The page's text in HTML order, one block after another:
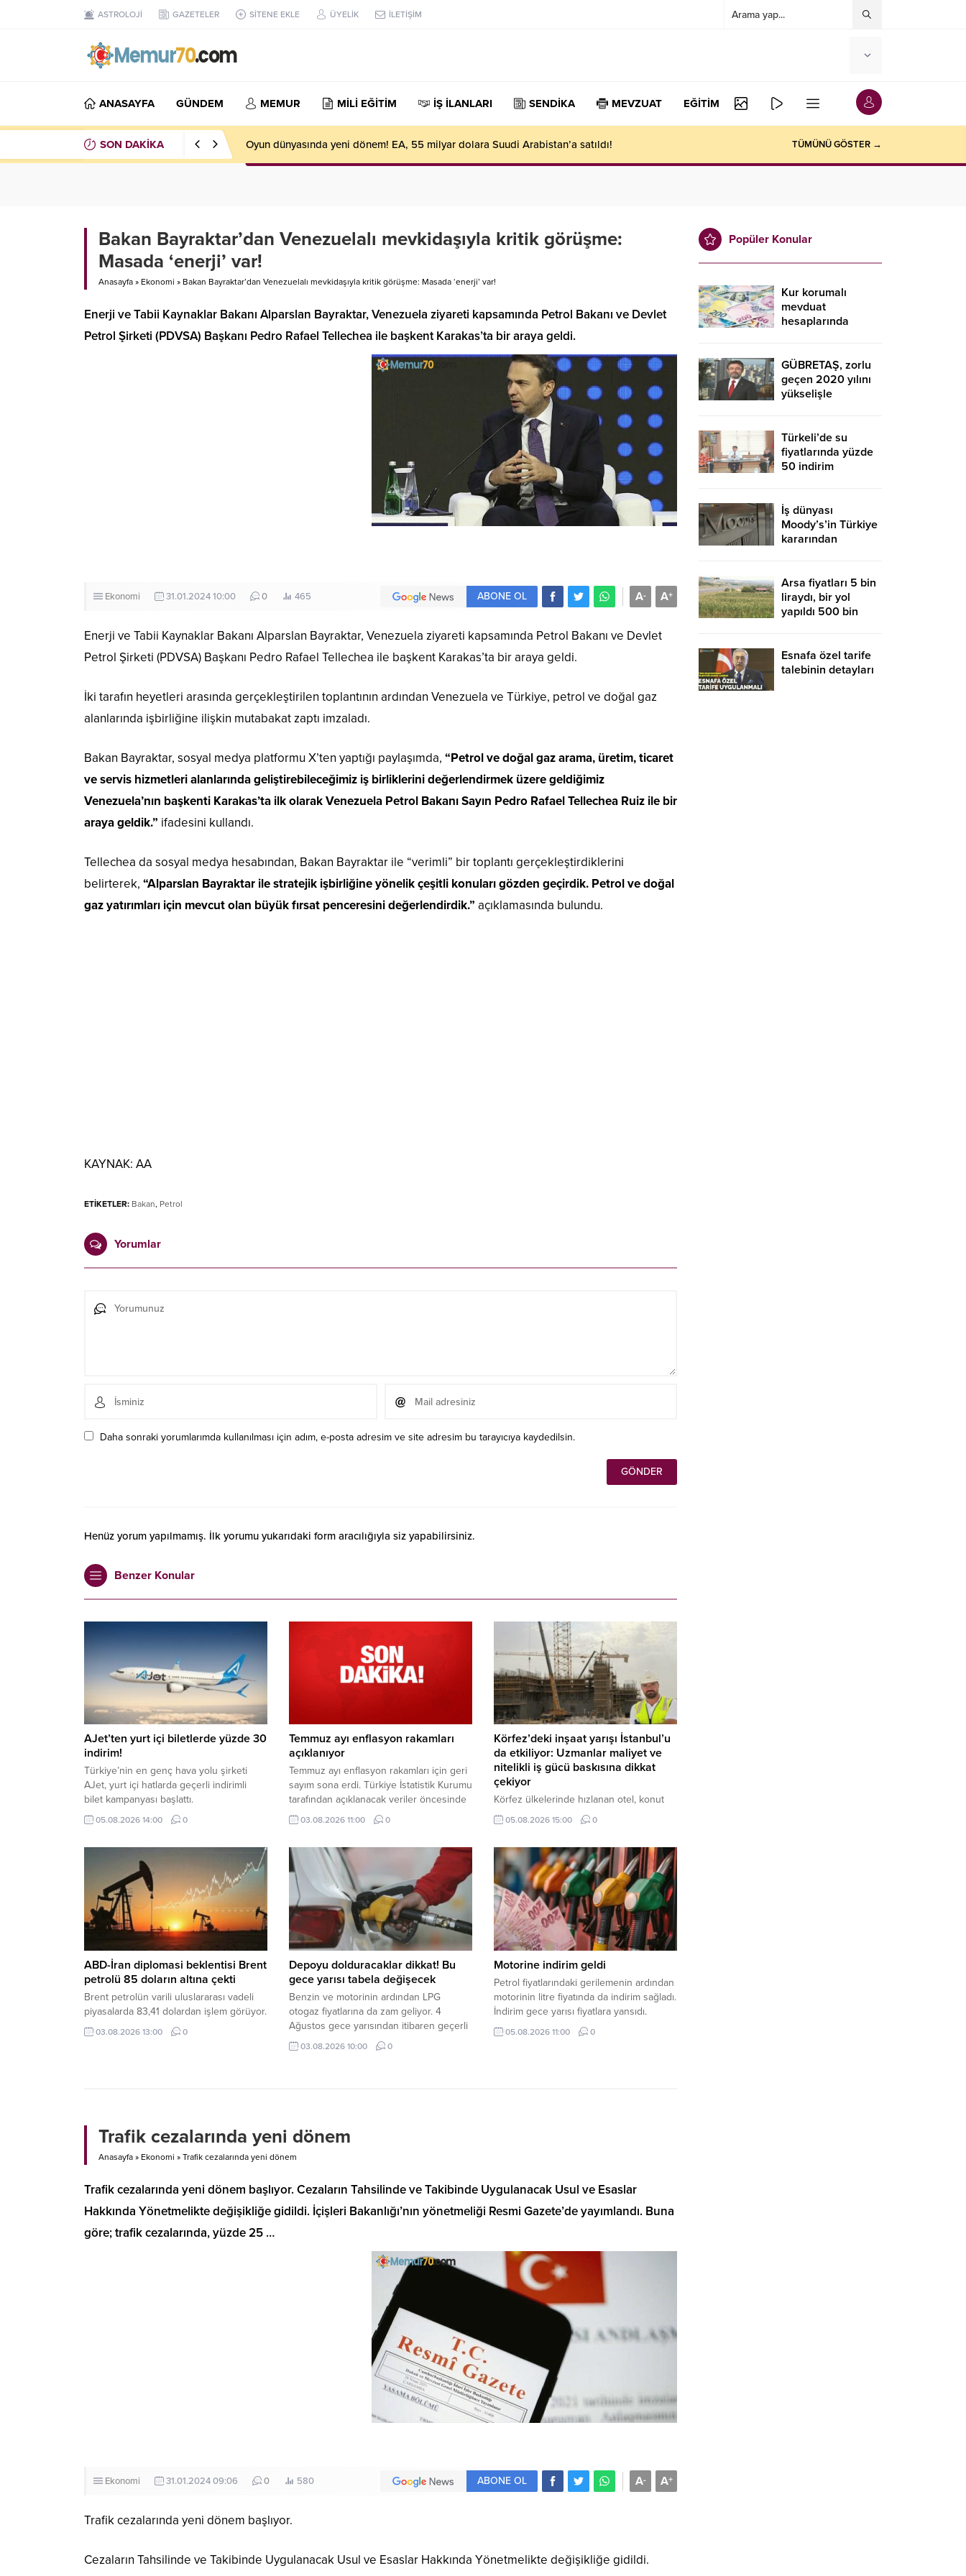
ASTROLOJİ GAZETELER SİTENE EKLE ÜYELİK İLETİŞİM
ANASAYFA GÜNDEM MEMUR MİLİ EĞİTİM İŞ İLANLARI SENDİKA MEVZUAT EĞİTİM
SON DAKİKA Trafik sigortasında yeni dönem! Ezber bozan değişiklikler yapıldı TÜMÜNÜ GÖSTER →
Bakan Bayraktar’dan Venezuelalı mevkidaşıyla kritik görüşme:
Masada ‘enerji’ var!
Anasayfa » Ekonomi » Bakan Bayraktar’dan Venezuelalı mevkidaşıyla kritik görüşme: Masada ‘enerji’ var!
Enerji ve Tabii Kaynaklar Bakanı Alparslan Bayraktar, Venezuela ziyareti kapsamında Petrol Bakanı ve Devlet
Petrol Şirketi (PDVSA) Başkanı Pedro Rafael Tellechea ile başkent Karakas’ta bir araya geldi.
Ekonomi 31.01.2024 10:00 0 465 A+
A-
ABONE OL
Enerji ve Tabii Kaynaklar Bakanı Alparslan Bayraktar, Venezuela ziyareti kapsamında Petrol Bakanı ve Devlet
Petrol Şirketi (PDVSA) Başkanı Pedro Rafael Tellechea ile başkent Karakas’ta bir araya geldi.
İki tarafın heyetleri arasında gerçekleştirilen toplantının ardından Venezuela ve Türkiye, petrol ve doğal gaz
alanlarında işbirliğine ilişkin mutabakat zaptı imzaladı.
Bakan Bayraktar, sosyal medya platformu X’ten yaptığı paylaşımda, “Petrol ve doğal gaz arama, üretim, ticaret
ve servis hizmetleri alanlarında geliştirebileceğimiz iş birliklerini değerlendirmek üzere geldiğimiz
Venezuela’nın başkenti Karakas’ta ilk olarak Venezuela Petrol Bakanı Sayın Pedro Rafael Tellechea Ruiz ile bir
araya geldik.” ifadesini kullandı.
Tellechea da sosyal medya hesabından, Bakan Bayraktar ile “verimli” bir toplantı gerçekleştirdiklerini
belirterek, “Alparslan Bayraktar ile stratejik işbirliğine yönelik çeşitli konuları gözden geçirdik. Petrol ve doğal
gaz yatırımları için mevcut olan büyük fırsat penceresini değerlendirdik.” açıklamasında bulundu.
KAYNAK: AA
ETİKETLER: Bakan, Petrol
Yorumlar
Daha sonraki yorumlarımda kullanılması için adım, e-posta adresim ve site adresim bu tarayıcıya kaydedilsin.
Henüz yorum yapılmamış. İlk yorumu yukarıdaki form aracılığıyla siz yapabilirsiniz.
Benzer Konular
AJet’ten yurt içi biletlerde yüzde 30
indirim!
Türkiye’nin en genç hava yolu şirketi
AJet, yurt içi hatlarda geçerli indirimli
bilet kampanyası başlattı.
05.08.2026 14:00 0
Temmuz ayı enflasyon rakamları
açıklanıyor
Temmuz ayı enflasyon rakamları için geri
sayım sona erdi. Türkiye İstatistik Kurumu
tarafından açıklanacak veriler öncesinde
gözler saat 10.00'a çevrildi.
03.08.2026 11:00 0
Körfez’deki inşaat yarışı İstanbul’u
da etkiliyor: Uzmanlar maliyet ve
nitelikli iş gücü baskısına dikkat
çekiyor
Körfez ülkelerinde hızlanan otel, konut
ve karma kullanım projeleri, yalnızca
bölgesel bir yatırım hareketi olarak değil,
etkileyen yeni bir dalga olarak
değerlendiriliyor.
05.08.2026 15:00 0
ABD-İran diplomasi beklentisi Brent
petrolü 85 doların altına çekti
Brent petrolün varili uluslararası vadeli
piyasalarda 83,41 dolardan işlem görüyor.
03.08.2026 13:00 0
Depoyu dolduracaklar dikkat! Bu
gece yarısı tabela değişecek
Benzin ve motorinin ardından LPG
otogaz fiyatlarına da zam geliyor. 4
Ağustos gece yarısından itibaren geçerli
olacak 2 lira 45 kuruşluk artışla birlikte,
LPG'li araç sahiplerinin depo dolum
03.08.2026 10:00 0
Motorine indirim geldi
Petrol fiyatlarındaki gerilemenin ardından
motorinin litre fiyatında da indirim sağladı.
İndirim gece yarısı fiyatlara yansıdı.
05.08.2026 11:00 0
Trafik cezalarında yeni dönem
Anasayfa » Ekonomi » Trafik cezalarında yeni dönem
Trafik cezalarında yeni dönem başlıyor. Cezaların Tahsilinde ve Takibinde Uygulanacak Usul ve Esaslar
Hakkında Yönetmelikte değişikliğe gidildi. İçişleri Bakanlığı’nın yönetmeliği Resmi Gazete’de yayımlandı. Buna
göre; trafik cezalarında, yüzde 25 …
Ekonomi 31.01.2024 09:06 0 580 A+
A-
ABONE OL
Trafik cezalarında yeni dönem başlıyor.
Cezaların Tahsilinde ve Takibinde Uygulanacak Usul ve Esaslar Hakkında Yönetmelikte değişikliğe gidildi.
Popüler Konular
Kur korumalı
mevduat
hesaplarında
GÜBRETAŞ, zorlu
geçen 2020 yılını
yükselişle
Türkeli’de su
fiyatlarında yüzde
50 indirim
İş dünyası
Moody’s’in Türkiye
kararından
Arsa fiyatları 5 bin
liraydı, bir yol
yapıldı 500 bin
Esnafa özel tarife
talebinin detayları